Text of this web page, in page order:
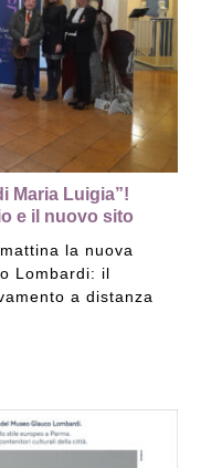
Maria Luigia”!
e il nuovo sito
la nuova
Lombardi: il
a distanza